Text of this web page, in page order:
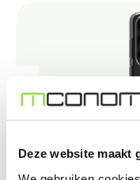
Deze website maakt